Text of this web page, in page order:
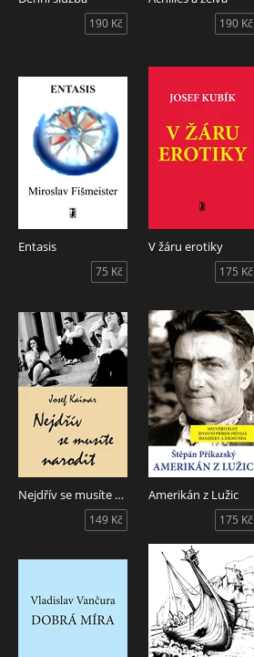
190 Kč 190 Kč
Entasis
75 Kč
V žáru erotiky
175 Kč
Nejdřív se musíte narodit
149 Kč
Amerikán z Lužic
175 Kč